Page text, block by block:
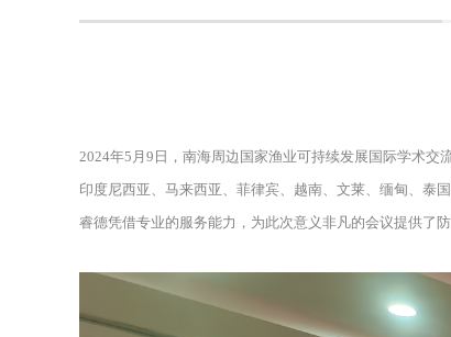
2024年5月9日，南海周边国家渔业可持续发展国际学术交
印度尼西亚、马来西亚、菲律宾、越南、文莱、缅甸、泰
睿德凭借专业的服务能力，为此次意义非凡的会议提供了